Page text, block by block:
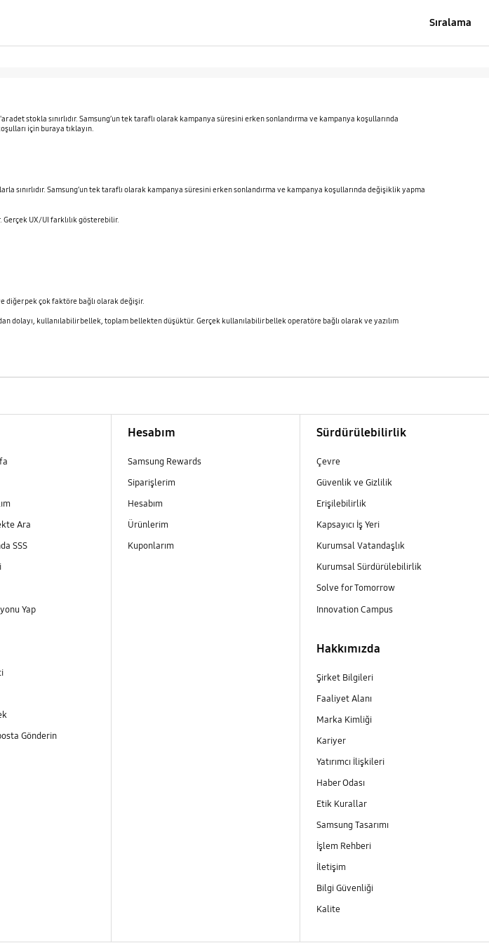
Sıralama
stokla sınırlıdır. Samsung’un tek taraflı olarak kampanya süresini erken sonlandırma ve kampanya koşullarında
için buraya tıklayın.
Samsung’un tek taraflı olarak kampanya süresini erken sonlandırma ve kampanya koşullarında değişiklik yapma
UX/UI farklılık gösterebilir.
diğer pek çok faktöre bağlı olarak değişir.
dolayı, kullanılabilir bellek, toplam bellekten düşüktür. Gerçek kullanılabilir bellek operatöre bağlı olarak ve yazılım
Ara
SSS
Yap
Gönderin
Hesabım
Samsung Rewards
Siparişlerim
Hesabım
Ürünlerim
Kuponlarım
Sürdürülebilirlik
Çevre
Güvenlik ve Gizlilik
Erişilebilirlik
Kapsayıcı İş Yeri
Kurumsal Vatandaşlık
Kurumsal Sürdürülebilirlik
Solve for Tomorrow
Innovation Campus
Hakkımızda
Şirket Bilgileri
Faaliyet Alanı
Marka Kimliği
Kariyer
Yatırımcı İlişkileri
Haber Odası
Etik Kurallar
Samsung Tasarımı
İşlem Rehberi
İletişim
Bilgi Güvenliği
Kalite